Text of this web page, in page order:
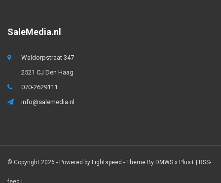
SaleMedia.nl
Waldorpstraat 347
2521 CJ Den Haag
070-2629111
info@salemedia.nl
© Copyright 2026 - Powered by Lightspeed - Theme By DMWS x Plus+ | RSS-
feed |